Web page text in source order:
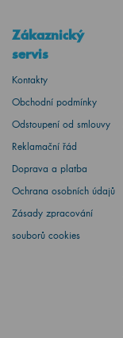
Zákaznický
servis
Kontakty
Obchodní podmínky
Odstoupení od smlouvy
Reklamační řád
Doprava a platba
Ochrana osobních údajů
Zásady zpracování
souborů cookies